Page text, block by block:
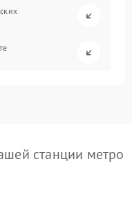
станции метро